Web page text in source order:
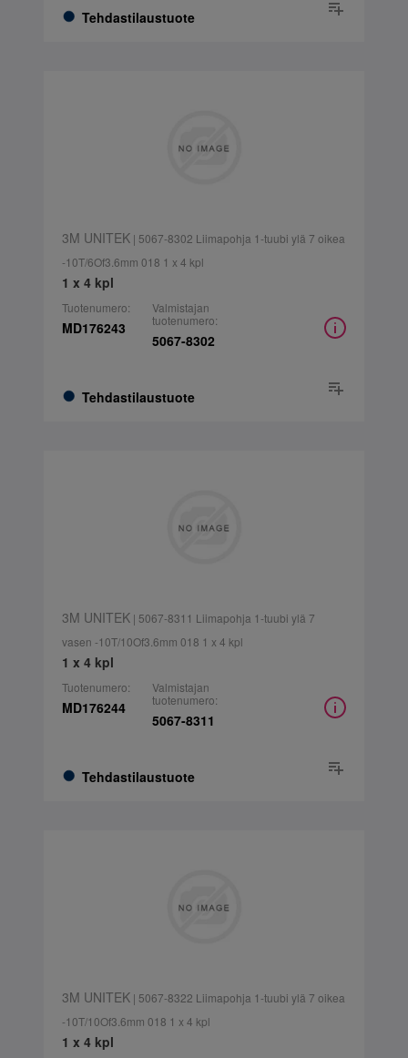
Tehdastilaustuote
3M UNITEK| 5067-8302 Liimapohja 1-tuubi ylä 7 oikea
-10T/6Of3.6mm 018 1 x 4 kpl
1 x 4 kpl
Tuotenumero:
MD176243
Tehdastilaustuote
Valmistajan
tuotenumero:
5067-8302
3M UNITEK| 5067-8311 Liimapohja 1-tuubi ylä 7
vasen -10T/10Of3.6mm 018 1 x 4 kpl
1 x 4 kpl
Tuotenumero:
MD176244
Tehdastilaustuote
Valmistajan
tuotenumero:
5067-8311
3M UNITEK| 5067-8322 Liimapohja 1-tuubi ylä 7 oikea
-10T/10Of3.6mm 018 1 x 4 kpl
1 x 4 kpl